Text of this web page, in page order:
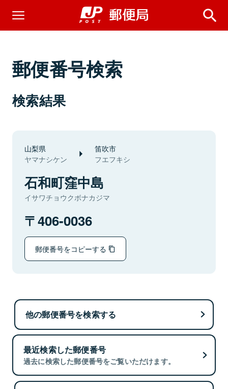
郵便番号検索
検索結果
山梨県
ヤマナシケン
笛吹市
フエフキシ
石和町窪中島
イサワチョウクボナカジマ
406-0036
郵便番号をコピーする
他の郵便番号を検索する
最近検索した郵便番号
過去に検索した郵便番号をご覧いただけます。